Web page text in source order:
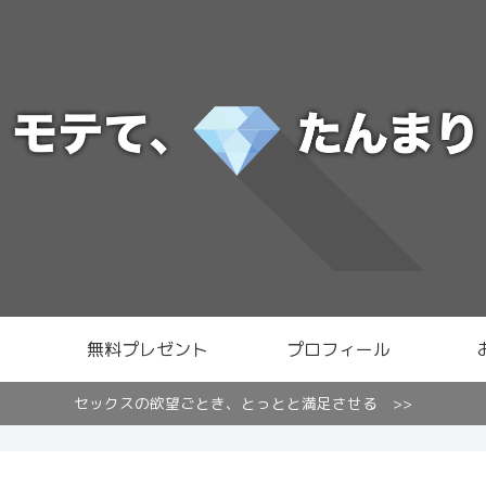
無料プレゼント プロフィール
セックスの欲望ごとき、とっとと満足させる >>